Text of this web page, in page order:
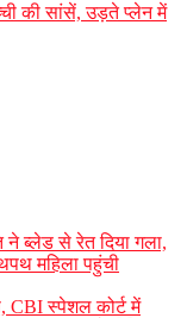
की सांसें, उड़ते प्लेन में
ने ब्लेड से रेत दिया गला,
महिला पहुंची
CBI स्पेशल कोर्ट में